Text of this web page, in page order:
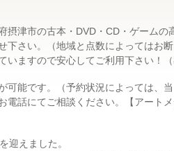
摂津市の古本・DVD・CD・ゲームの
下さい。（地域と点数によってはお断
いますので安心してご利用下さい！（
可能です。（予約状況によっては、
話にてご相談ください。【アート
迎えました。